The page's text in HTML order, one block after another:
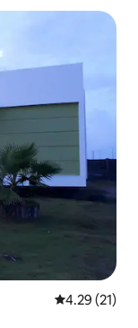
平均评分
4.29 (21)